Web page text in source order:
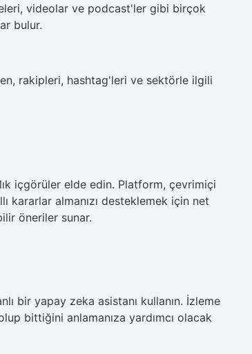
videolar ve podcast'ler gibi birçok
bulur.
rakipleri, hashtag'leri ve sektörle ilgili
içgörüler elde edin. Platform, çevrimiçi
kararlar almanızı desteklemek için net
öneriler sunar.
bir yapay zeka asistanı kullanın. İzleme
bittiğini anlamanıza yardımcı olacak